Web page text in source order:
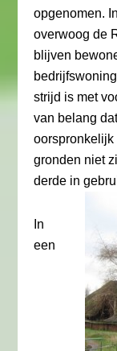
opgenomen.
overwoog de
blijven
strijd is met
van belang
gronden niet
derde in
In
een